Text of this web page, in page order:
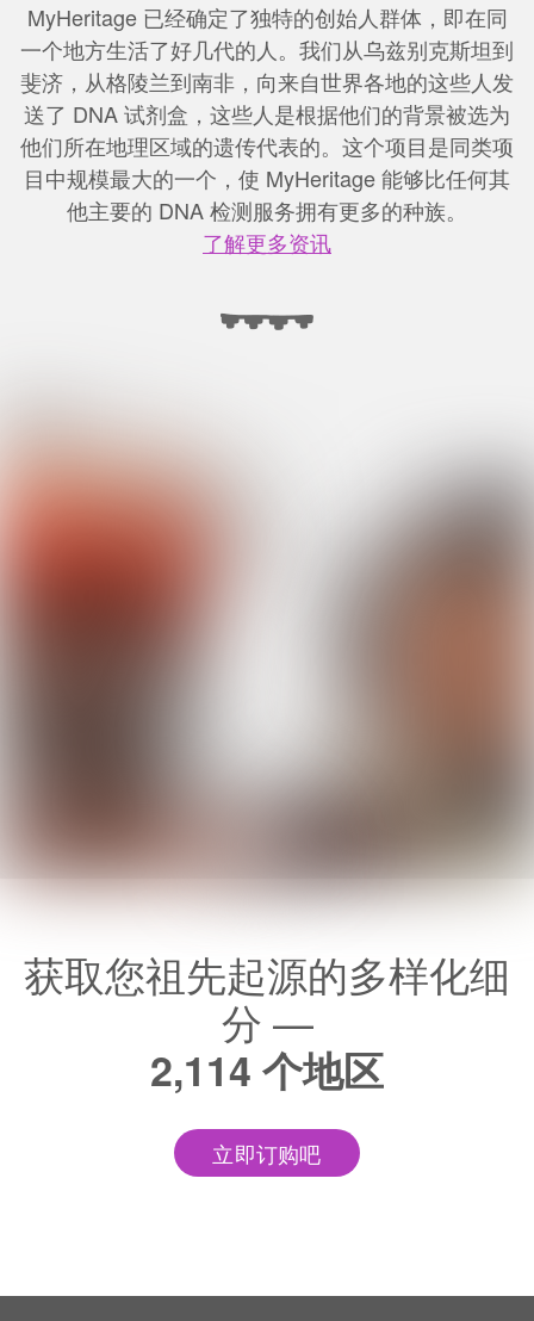
MyHeritage 已经确定了独特的创始人群体，即在同
一个地方生活了好几代的人。我们从乌兹别克斯坦到
斐济，从格陵兰到南非，向来自世界各地的这些人发
送了 DNA 试剂盒，这些人是根据他们的背景被选为
他们所在地理区域的遗传代表的。这个项目是同类项
目中规模最大的一个，使 MyHeritage 能够比任何其
他主要的 DNA 检测服务拥有更多的种族。
了解更多资讯
获取您祖先起源的多样化细
分 —
2,114 个地区
立即订购吧